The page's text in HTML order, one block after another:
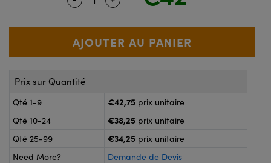
de Poche ou à Mesure Directe
: Caméras
Optiques Lightpath
Prix sur Quantité
Qté 1-9 €42,75 prix unitaire
Qté 10-24
€38,25 prix unitaire
Qté 25-99
€34,25 prix unitaire
Need More?
Demande de Devis